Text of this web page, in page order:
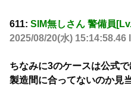
611: SIM無しさん 警備員
2025/08/20(水) 15:14:58.46
ちなみに3のケースは公式
製造間に合ってないのか見